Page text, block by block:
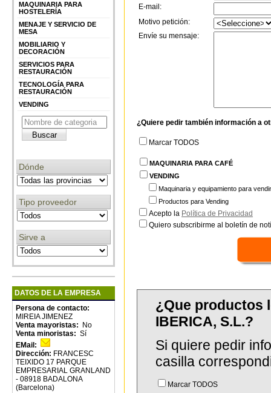
MAQUINARIA PARA
HOSTELERÍA
MENAJE Y SERVICIO DE
MESA
MOBILIARIO Y
DECORACIÓN
SERVICIOS PARA
RESTAURACIÓN
TECNOLOGÍA PARA
RESTAURACIÓN
VENDING
Dónde
Tipo proveedor
Sirve a
DATOS DE LA EMPRESA
Persona de contacto:
MIREIA JIMENEZ
Venta mayoristas:
No
Venta minoristas: Sí
EMail:
Dirección: FRANCESC
TEIXIDO 17 PARQUE
EMPRESARIAL GRANLAND
- 08918 BADALONA
(Barcelona)
E-mail:
Motivo petición:
Envíe su mensaje:
¿Quiere pedir también información a
Marcar TODOS
MAQUINARIA PARA CAFÉ
VENDING
Maquinaria y equipamiento para
Productos para Vending
Acepto la Política de Privacidad
Quiero subscribirme al boletín de
¿Que productos
IBERICA, S.L.?
Si quiere pedir
casilla
Marcar TODOS